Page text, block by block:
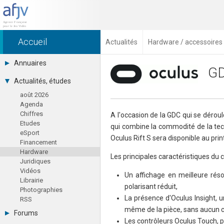
Accueil Actualités Hardware / accessoires
Annuaires
Toutes les sociétés (691)
Studios (418)
Editeurs (49)
Distributeurs (16)
Hard. / Accessoires (10)
Middlewares (15)
Prestataires (99)
Assoc. / Syndicats (21)
Formations / Ecoles (46)
Presse spécialisée (17)
Actualités, études
août 2026
Agenda
Chiffres
Etudes
eSport
Financement
Hardware
Juridiques
Vidéos
Librairie
Photographies
RSS
Forums
A l'occasion de la GDC qui se
qui combine la commodité de la
Oculus Rift S sera disponible au
Les principales caractéristiques du
Un affichage en meilleure
polarisant réduit,
La présence d'Oculus
même de la pièce, sans aucun
Les contrôleurs Oculus Touch,